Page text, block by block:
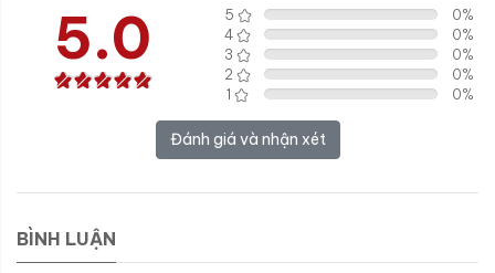
5.0 5 0%
4
0%
3
0%
2
0%
1
0%
Đánh giá và nhận xét
BÌNH LUẬN